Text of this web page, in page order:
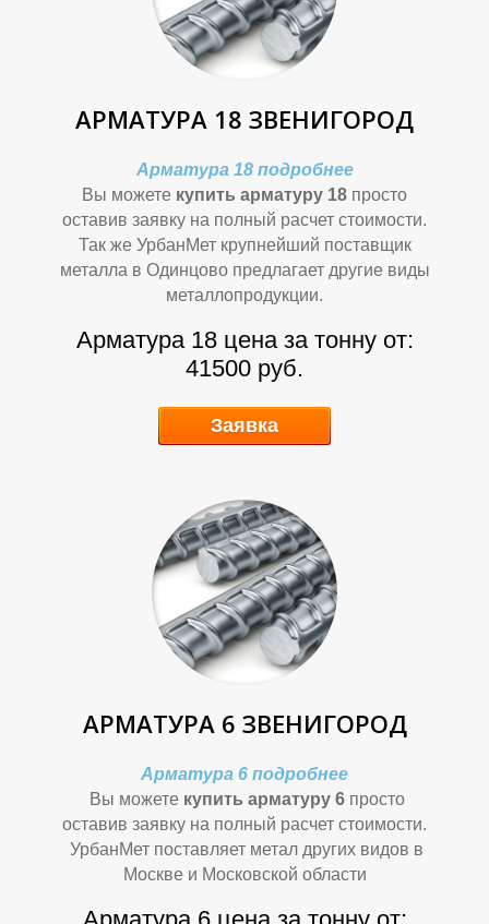
О
Ф
АРМАТУРА 18 ЗВЕНИГОРОД
Арматура 18 подробнее
Вы можете купить арматуру 18 просто
оставив заявку на полный расчет стоимости.
Так же УрбанМет крупнейший поставщик
металла в Одинцово предлагает другие виды
металлопродукции.
Арматура 18 цена за тонну от:
41500 руб.
Заявка
АРМАТУРА 6 ЗВЕНИГОРОД
Арматура 6 подробнее
Вы можете купить арматуру 6просто
оставив заявку на полный расчет стоимости.
УрбанМет поставляет метал других видов в
Москве и Московской области
О
Ф